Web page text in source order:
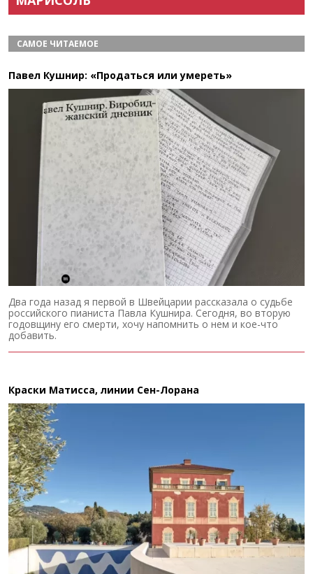
САМОЕ ЧИТАЕМОЕ
Павел Кушнир: «Продаться или умереть»
Два года назад я первой в Швейцарии рассказала о судьбе
российского пианиста Павла Кушнира. Сегодня, во вторую
годовщину его смерти, хочу напомнить о нем и кое-что
добавить.
Краски Матисса, линии Сен-Лорана